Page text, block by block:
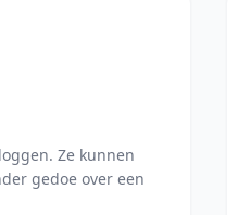
Ze kunnen
gedoe over een